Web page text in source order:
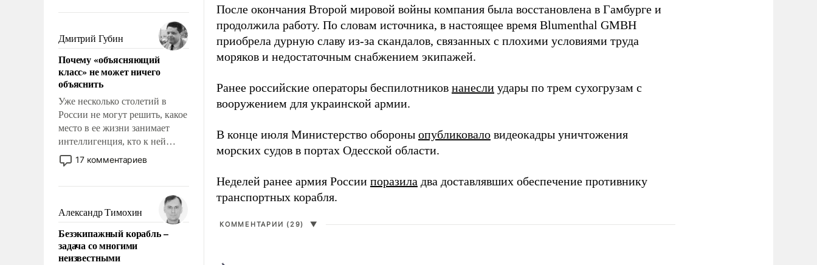
фундаментальным знанием,
что мировая политика имеет
свойство заявляться на порог
нашего дома.
Дмитрий Губин
Почему «объясняющий
класс» не может ничего
объяснить
Уже несколько столетий в
России не могут решить, какое
место в ее жизни занимает
интеллигенция, кто к ней
принадлежит, а кого из нее
исключили с правом
чем она отличается от просто
образованных людей. Иногда
казалось, что эти вопросы
решены раз и навсегда, но –
нет, не решены.
17 комментариев
Александр Тимохин
Безэкипажный корабль –
задача со многими
неизвестными
После окончания Второй мировой войны компания была восстановлена в Гамбурге и
продолжила работу. По словам источника, в настоящее время Blumenthal GMBH
приобрела дурную славу из-за скандалов, связанных с плохими условиями труда
моряков и недостаточным снабжением экипажей.
Ранее российские операторы беспилотников нанесли удары по трем сухогрузам с
вооружением для украинской армии.
В конце июля Министерство обороны опубликовало видеокадры уничтожения
морских судов в портах Одесской области.
Неделей ранее армия России поразила два доставлявших обеспечение противнику
транспортных корабля.
КОММЕНТАРИИ (29) ▼